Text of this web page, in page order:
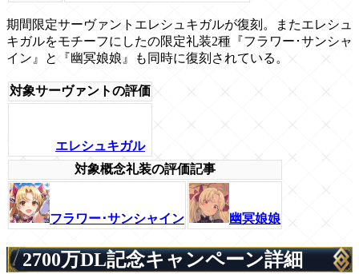
期間限定サーヴァントエレシュキガルが復刻。またエレシュ
キガルをモチーフにしたの限定礼装2種『フラワー･サンシャ
イン』と『幽冥娘娘』も同時に復刻されている。
対象サーヴァントの評価
エレシュキガル
対象概念礼装の評価記事
フラワー･サンシャイン 幽冥娘娘
2700万DL記念キャンペーン詳細